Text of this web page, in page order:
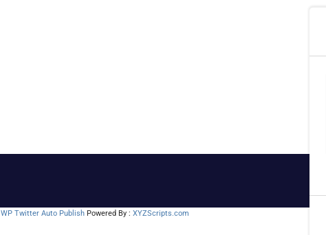
WP Twitter Auto Publish Powered By : XYZScripts.com